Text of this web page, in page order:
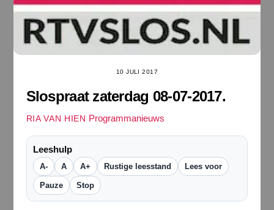
10 JULI 2017
Slospraat zaterdag 08-07-2017.
RIA VAN HIEN Programmanieuws
Leeshulp
A- A A+ Rustige leesstand Lees voor
Pauze Stop